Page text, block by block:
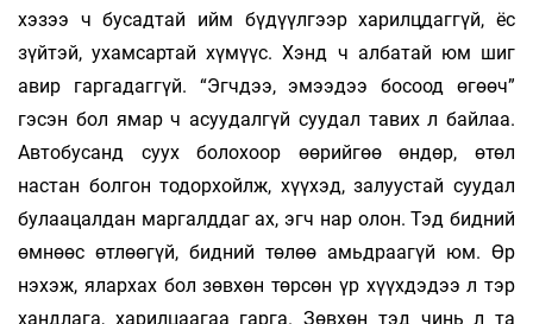
хэзээ ч бусадтай ийм бүдүүлгээр харилцдаггүй, ёс
зүйтэй, ухамсартай хүмүүс. Хэнд ч албатай юм шиг
авир гаргадаггүй. “Эгчдээ, эмээдээ босоод өгөөч”
гэсэн бол ямар ч асуудалгүй суудал тавих л байлаа.
Автобусанд суух болохоор өөрийгөө өндөр, өтөл
настан болгон тодорхойлж, хүүхэд, залуустай суудал
булаацалдан маргалддаг ах, эгч нар олон. Тэд бидний
өмнөөс өтлөөгүй, бидний төлөө амьдраагүй юм. Өр
нэхэж, ялархах бол зөвхөн төрсөн үр хүүхдэдээ л тэр
хандлага, харилцаагаа гарга. Зөвхөн тэд чинь л та